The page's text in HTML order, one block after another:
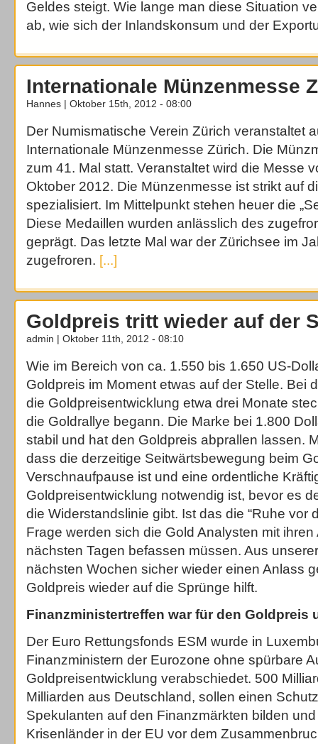
Geldes steigt. Wie lange man diese Situation
ab, wie sich der Inlandskonsum und der
Internationale Münzenmesse
Hannes | Oktober 15th, 2012 - 08:00
Der Numismatische Verein Zürich veranstaltet
Internationale Münzenmesse Zürich. Die
zum 41. Mal statt. Veranstaltet wird die Messe
Oktober 2012. Die Münzenmesse ist strikt auf
spezialisiert. Im Mittelpunkt stehen heuer die
Diese Medaillen wurden anlässlich des
geprägt. Das letzte Mal war der Zürichsee im
zugefroren. [...]
Goldpreis tritt wieder auf der
admin | Oktober 11th, 2012 - 08:10
Wie im Bereich von ca. 1.550 bis 1.650 US-
Goldpreis im Moment etwas auf der Stelle. Bei
die Goldpreisentwicklung etwa drei Monate
die Goldrallye begann. Die Marke bei 1.800
stabil und hat den Goldpreis abprallen lassen.
dass die derzeitige Seitwärtsbewegung beim
Verschnaufpause ist und eine ordentliche
Goldpreisentwicklung notwendig ist, bevor es
die Widerstandslinie gibt. Ist das die “Ruhe vor
Frage werden sich die Gold Analysten mit
nächsten Tagen befassen müssen. Aus
nächsten Wochen sicher wieder einen Anlass
Goldpreis wieder auf die Sprünge hilft.
Finanzministertreffen war für den Goldpreis
Der Euro Rettungsfonds ESM wurde in
Finanzministern der Eurozone ohne spürbare
Goldpreisentwicklung verabschiedet. 500
Milliarden aus Deutschland, sollen einen
Spekulanten auf den Finanzmärkten bilden
Krisenländer in der EU vor dem